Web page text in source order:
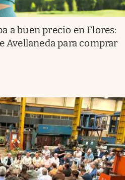
a buen precio en Flores:
Avellaneda para comprar